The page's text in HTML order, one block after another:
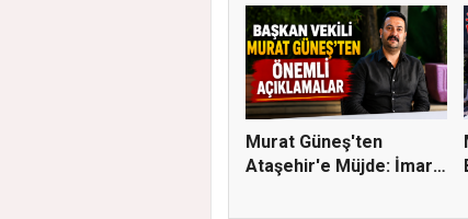
Murat Güneş'ten
Ataşehir'e Müjde: İmar